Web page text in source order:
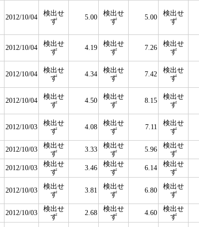
2012/10/04
検出せ
ず
5.00
検出せ
ず
5.00
検出せ
ず
2012/10/04
検出せ
ず
4.19
検出せ
ず
7.26
検出せ
ず
2012/10/04
検出せ
ず
4.34
検出せ
ず
7.42
検出せ
ず
2012/10/04
検出せ
ず
4.50
検出せ
ず
8.15
検出せ
ず
2012/10/03
検出せ
ず
4.08
検出せ
ず
7.11
検出せ
ず
2012/10/03
検出せ
ず
3.33
検出せ
ず
5.96
検出せ
ず
2012/10/03
検出せ
ず
3.46
検出せ
ず
6.14
検出せ
ず
2012/10/03
検出せ
ず
3.81
検出せ
ず
6.80
検出せ
ず
2012/10/03
検出せ
ず
2.68
検出せ
ず
4.60
検出せ
ず